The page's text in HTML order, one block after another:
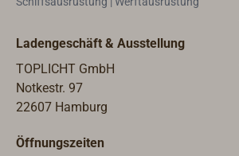
Ladengeschäft & Ausstellung
TOPLICHT GmbH
Notkestr. 97
22607 Hamburg
Öffnungszeiten